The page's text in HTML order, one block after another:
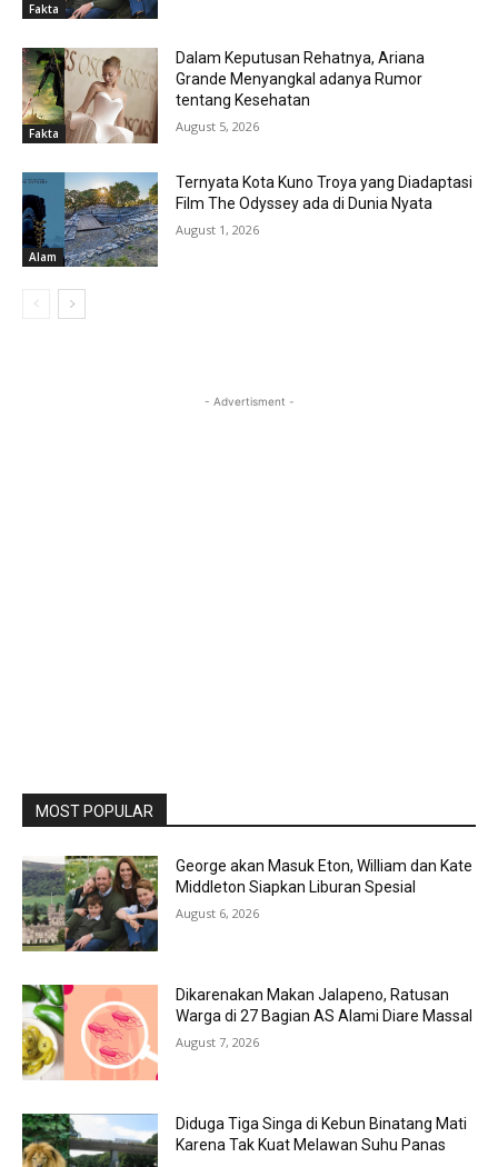
Fakta
Fakta
Dalam Keputusan Rehatnya, Ariana
Grande Menyangkal adanya Rumor
tentang Kesehatan
August 5, 2026
Alam
Ternyata Kota Kuno Troya yang Diadaptasi
Film The Odyssey ada di Dunia Nyata
August 1, 2026
- Advertisment -
MOST POPULAR
George akan Masuk Eton, William dan Kate
Middleton Siapkan Liburan Spesial
August 6, 2026
Dikarenakan Makan Jalapeno, Ratusan
Warga di 27 Bagian AS Alami Diare Massal
August 7, 2026
Diduga Tiga Singa di Kebun Binatang Mati
Karena Tak Kuat Melawan Suhu Panas